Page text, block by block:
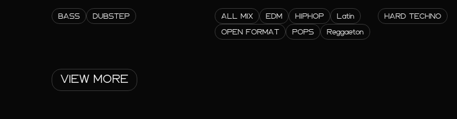
BASS DUBSTEP ALL MIX EDM HIPHOP
Latin
OPEN FORMAT
POPS Reggaeton
HARD TECHNO
VIEW MORE